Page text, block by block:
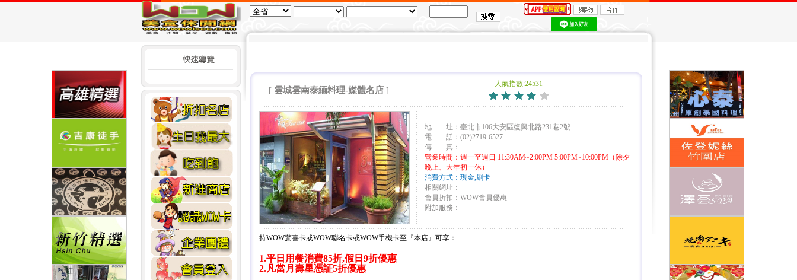
[ 雲城雲南泰緬料理-媒體名店 ]
人氣指數:24531
地 址：臺北市106大安區復興北路231巷2號
電 話：(02)2719-6527
傳 真：
營業時間：週一至週日 11:30AM~2:00PM 5:00PM~10:00PM（除夕
晚上、大年初一休）
消費方式：現金,刷卡
相關網址：
會員折扣：WOW會員優惠
附加服務：
持WOW驚喜卡或WOW聯名卡或WOW手機卡至『本店』可享：
1.平日用餐消費85折,假日9折優惠
2.凡當月壽星憑証5折優惠